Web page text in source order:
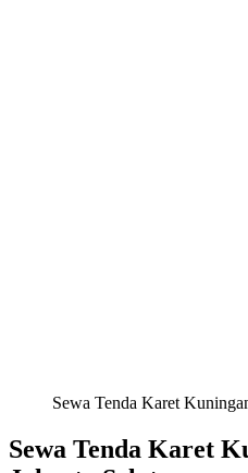
Sewa Tenda Karet
Sewa Tenda Karet